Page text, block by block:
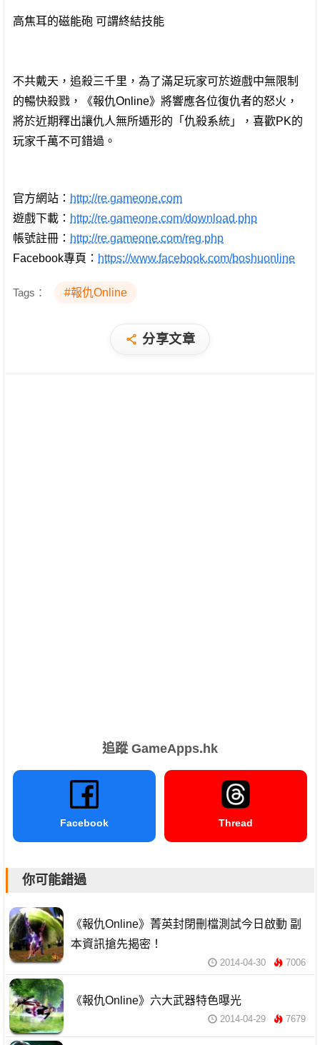
高焦耳的磁能砲 可謂終結技能
不共戴天，追殺三千里，為了滿足玩家可於遊戲中無限制
的暢快殺戮，《報仇Online》將響應各位復仇者的怒火，
將於近期釋出讓仇人無所遁形的「仇殺系統」，喜歡PK的
玩家千萬不可錯過。
官方網站： http://re.gameone.com
遊戲下載： http://re.gameone.com/download.php
帳號註冊： http://re.gameone.com/reg.php
Facebook專頁： https://www.facebook.com/boshuonline
Tags： #報仇Online
分享文章
追蹤 GameApps.hk
Facebook Thread
你可能錯過
《報仇Online》菁英封閉刪檔測試今日啟動 副
本資訊搶先揭密！
2014-04-30 7006
《報仇Online》六大武器特色曝光
2014-04-29 7679